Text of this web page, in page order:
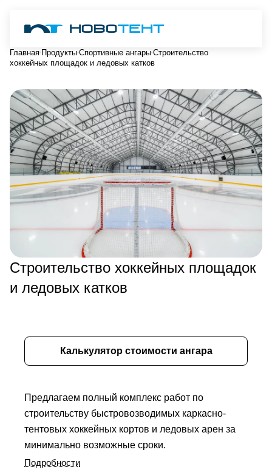
Главная Продукты Спортивные ангары Строительство
хоккейных площадок и ледовых катков
Строительство хоккейных площадок
и ледовых катков
Калькулятор стоимости ангара
Предлагаем полный комплекс работ по
строительству быстровозводимых каркасно-
тентовых хоккейных кортов и ледовых арен за
минимально возможные сроки.
Подробности